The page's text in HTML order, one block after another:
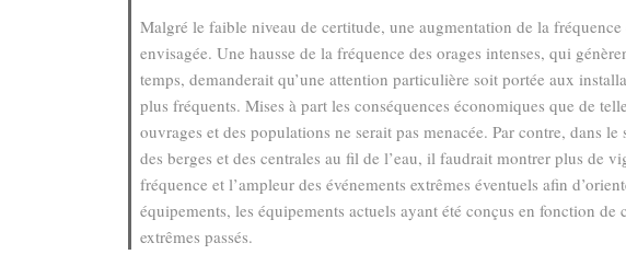
Malgré le faible niveau de certitude, une augmentation de la fréquence
envisagée. Une hausse de la fréquence des orages intenses, qui
temps, demanderait qu’une attention particulière soit portée aux
plus fréquents. Mises à part les conséquences économiques que de
ouvrages et des populations ne serait pas menacée. Par contre, dans
des berges et des centrales au ﬁl de l’eau, il faudrait montrer plus de
fréquence et l’ampleur des événements extrêmes éventuels aﬁn
équipements, les équipements actuels ayant été conçus en fonction de
extrêmes passés.